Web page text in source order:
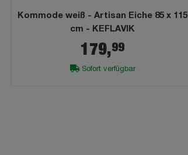
Kommode weiß - Artisan Eiche 85 x 115
cm - KEFLAVIK
179,99
Sofort verfügbar